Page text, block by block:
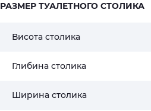
РАЗМЕР ТУАЛЕТНОГО СТОЛИКА
Висота столика
Глибина столика
Ширина столика